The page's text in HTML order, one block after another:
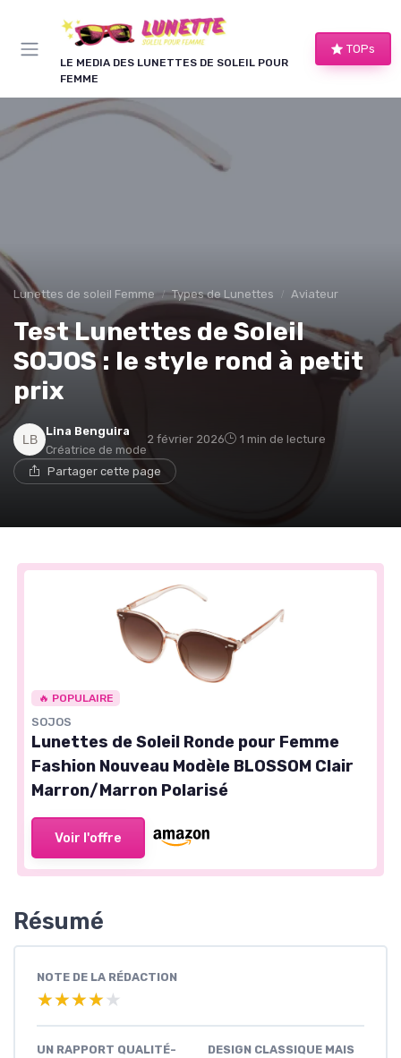
LE MEDIA DES LUNETTES DE SOLEIL POUR
FEMME
TOPs
Lunettes de soleil Femme Types de Lunettes Aviateur
Test Lunettes de Soleil
SOJOS : le style rond à petit
prix
Lina Benguira
Créatrice de mode
2 février 2026 1 min de lecture
Partager cette page
🔥 POPULAIRE
SOJOS
Lunettes de Soleil Ronde pour Femme
Fashion Nouveau Modèle BLOSSOM Clair
Marron/Marron Polarisé
Voir l'offre
Résumé
NOTE DE LA RÉDACTION
★★★★★
★★★★★
UN RAPPORT QUALITÉ-
DESIGN CLASSIQUE MAIS